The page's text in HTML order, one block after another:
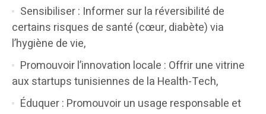
Sensibiliser : Informer sur la réversibilité de
certains risques de santé (cœur, diabète) via
l’hygiène de vie,
Promouvoir l’innovation locale : Offrir une vitrine
aux startups tunisiennes de la Health-Tech,
Éduquer : Promouvoir un usage responsable et